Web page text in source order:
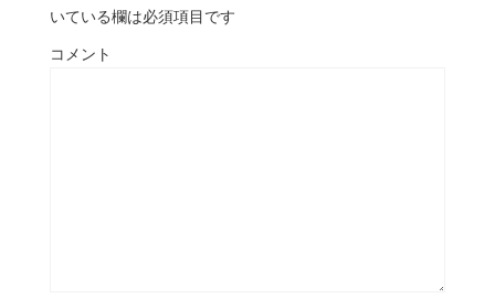
いている欄は必須項目です
コメント